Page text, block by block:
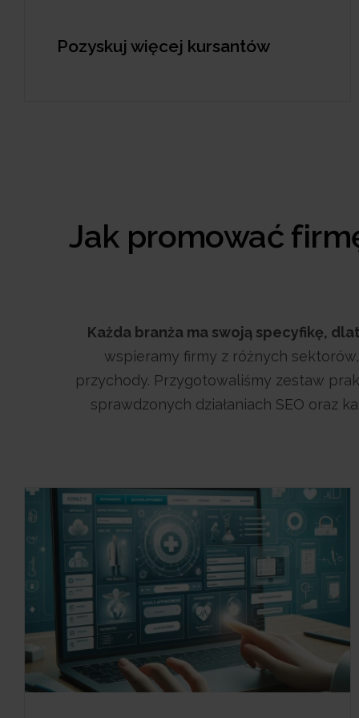
Pozyskuj więcej kursantów
Jak promować
Każda branża ma swoją specyfikę,
wspieramy firmy z różnych
przychody. Przygotowaliśmy zestaw
sprawdzonych działaniach SEO oraz